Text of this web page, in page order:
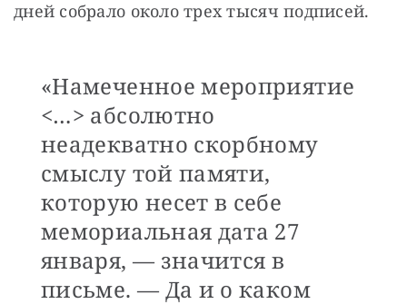
дней собрало около трех тысяч подписей.
«Намеченное мероприятие
<…> абсолютно
неадекватно скорбному
смыслу той памяти,
которую несет в себе
мемориальная дата 27
января, — значится в
письме. — Да и о каком